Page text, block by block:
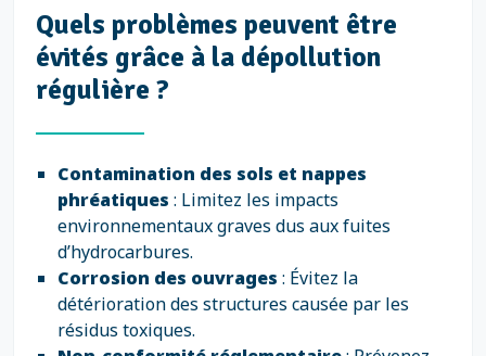
Quels problèmes peuvent être
évités grâce à la dépollution
régulière ?
Contamination des sols et nappes
phréatiques : Limitez les impacts
environnementaux graves dus aux fuites
d’hydrocarbures.
Corrosion des ouvrages : Évitez la
détérioration des structures causée par les
résidus toxiques.